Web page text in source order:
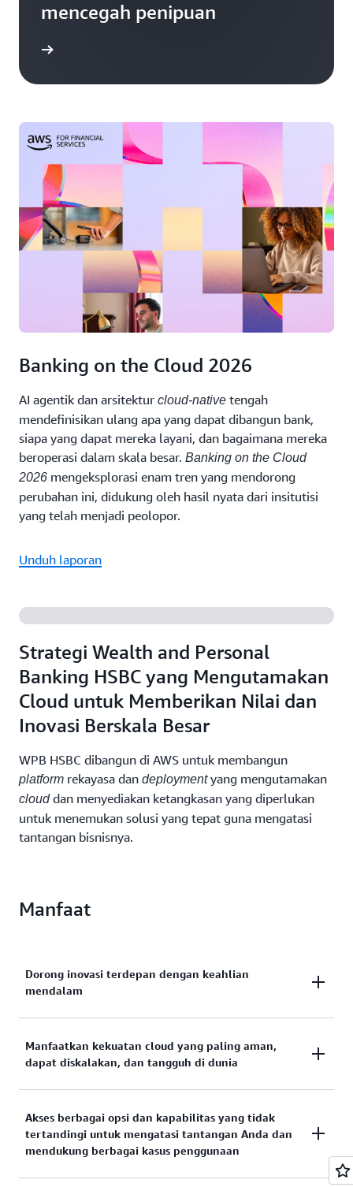
mencegah penipuan
Banking on the Cloud 2026
AI agentik dan arsitektur cloud-native tengah
mendefinisikan ulang apa yang dapat dibangun bank,
siapa yang dapat mereka layani, dan bagaimana mereka
beroperasi dalam skala besar. Banking on the Cloud
2026 mengeksplorasi enam tren yang mendorong
perubahan ini, didukung oleh hasil nyata dari insitutisi
yang telah menjadi peolopor.
Unduh laporan
Strategi Wealth and Personal
Banking HSBC yang Mengutamakan
Cloud untuk Memberikan Nilai dan
Inovasi Berskala Besar
WPB HSBC dibangun di AWS untuk membangun
platform rekayasa dan deploymentyang mengutamakan
clouddan menyediakan ketangkasan yang diperlukan
untuk menemukan solusi yang tepat guna mengatasi
tantangan bisnisnya.
Manfaat
Dorong inovasi terdepan dengan keahlian
mendalam
Para pemimpin di seluruh industri mengandalkan
keahlian AWS yang dikembangkan dari pengalaman
Manfaatkan kekuatan cloud yang paling aman,
dapat diskalakan, dan tangguh di dunia
Jalankan beban kerja sangat penting Anda di mana
saja dengan yakin, sekarang dan nanti.
Akses berbagai opsi dan kapabilitas yang tidak
tertandingi untuk mengatasi tantangan Anda dan
mendukung berbagai kasus penggunaan